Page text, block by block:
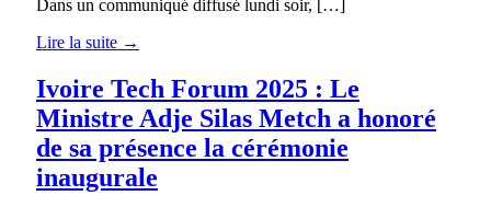
Dans un communiqué diffusé lundi soir, […]
Lire la suite →
Ivoire Tech Forum 2025 : Le
Ministre Adje Silas Metch a honoré
de sa présence la cérémonie
inaugurale